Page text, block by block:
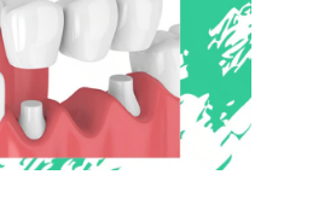
DÁN SỨ VENEER ( không phải ai
không? Cách chữa